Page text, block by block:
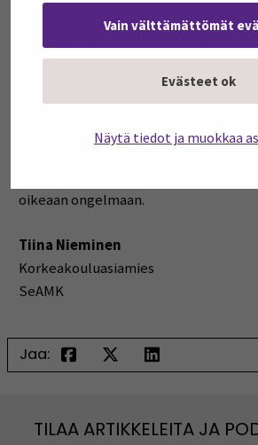
Vain välttämättömät
Evästeet ok
Näytä tiedot ja muokkaa
mielessä, että tulevaisuuden
hyvinkin erilaisia ihmisiä ja persoonia,
täytyy kuitenkin tulla toimeen ja
suoritettua.”, mietti Sofia. Myös
oikeaan ongelmaan.
Tiina Nieminen
Korkeakouluasiamies
SeAMK
Jaa:
TILAA ARTIKKELEITA JA